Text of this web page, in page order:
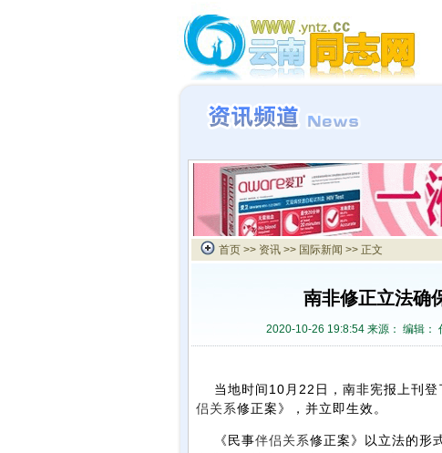
首页 >> 资讯 >> 国际新闻 >> 正文
南非修正立法确
2020-10-26 19:8:54 来源： 编辑：
当地时间10月22日，南非宪报上刊登
侣关系修正案》，并立即生效。
《民事伴侣关系修正案》以立法的形